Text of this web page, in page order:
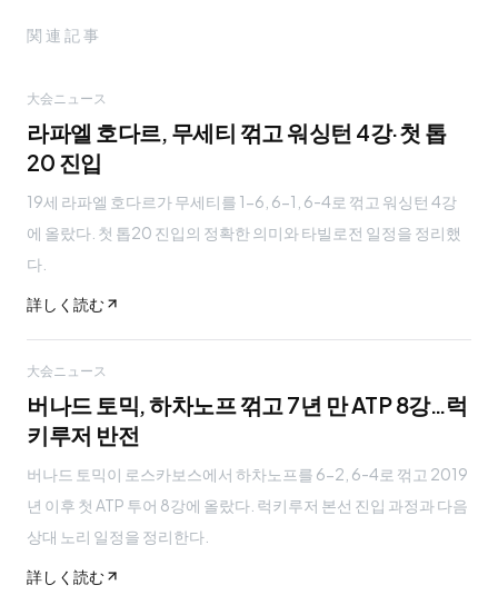
関連記事
大会ニュース
라파엘 호다르, 무세티 꺾고 워싱턴 4강·첫 톱
20 진입
19세 라파엘 호다르가 무세티를 1-6, 6-1, 6-4로 꺾고 워싱턴 4강
에 올랐다. 첫 톱20 진입의 정확한 의미와 타빌로전 일정을 정리했
다.
詳しく読む
大会ニュース
버나드 토믹, 하차노프 꺾고 7년 만 ATP 8강…럭
키루저 반전
버나드 토믹이 로스카보스에서 하차노프를 6-2, 6-4로 꺾고 2019
년 이후 첫 ATP 투어 8강에 올랐다. 럭키루저 본선 진입 과정과 다음
상대 노리 일정을 정리한다.
詳しく読む